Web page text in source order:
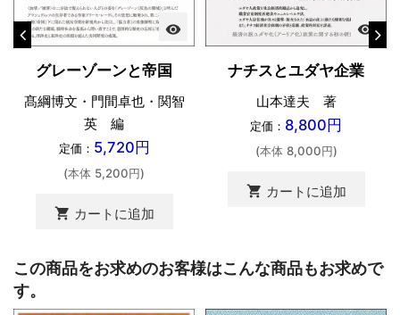
visibility
グレーゾーンと帝国
髙綱博文・門間卓也・関智
英 編
定価： 5,720円
(本体 5,200円)
shopping_cart カートに追加
visibility
ナチスとユダヤ企業
山本達夫 著
定価： 8,800円
(本体 8,000円)
shopping_cart カートに追加
この商品をお求めのお客様はこんな商品もお求めで
す。